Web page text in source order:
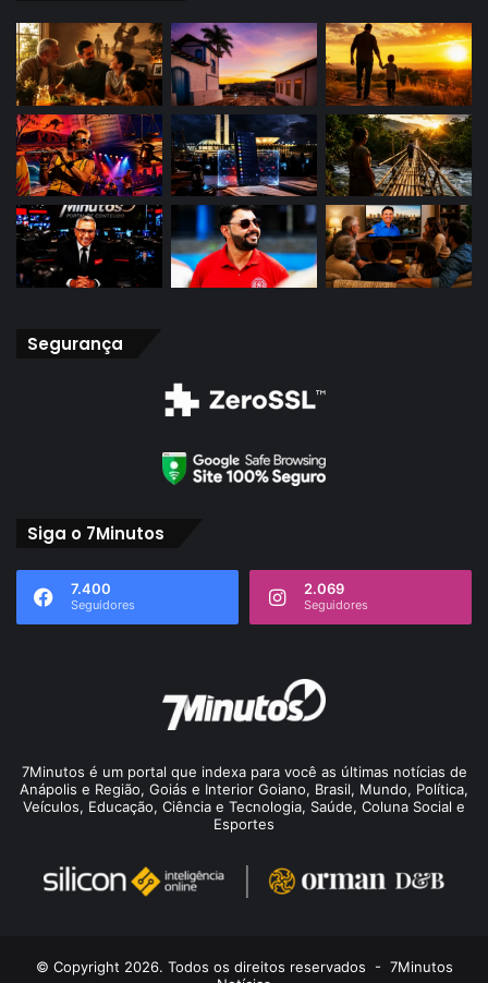
Segurança
Siga o 7Minutos
7.400
Seguidores
2.069
Seguidores
7Minutos é um portal que indexa para você as últimas notícias de
Anápolis e Região, Goiás e Interior Goiano, Brasil, Mundo, Política,
Veículos, Educação, Ciência e Tecnologia, Saúde, Coluna Social e
Esportes
© Copyright 2026. Todos os direitos reservados - 7Minutos